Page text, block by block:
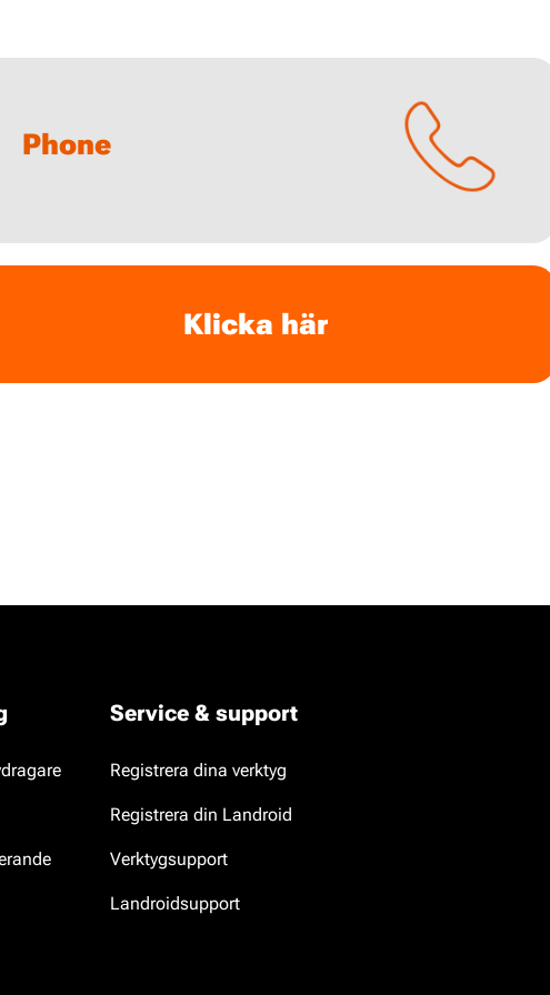
Phone
Klicka här
Service & support
Registrera dina verktyg
Registrera din Landroid
Verktygsupport
Landroidsupport